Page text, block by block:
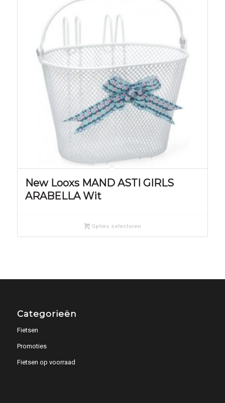
New Looxs MAND ASTI GIRLS
ARABELLA Wit
Opties selecteren
Categorieën
Fietsen
Promoties
Fietsen op voorraad